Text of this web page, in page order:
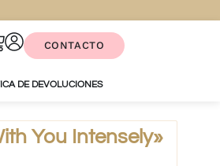
CONTACTO
DE DEVOLUCIONES
You Intensely»